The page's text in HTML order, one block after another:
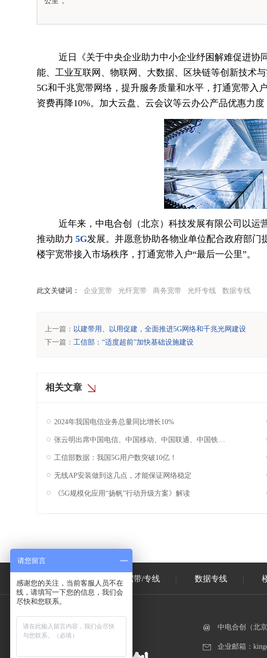
近日《关于中央企业助力中小企业纾困解难促进协
能、工业互联网、物联网、大数据、区块链等创新技术
5G和千兆宽带网络，提升服务质量和水平，打通宽带入
资费再降10%。加大云盘、云会议等云办公产品优惠力
近年来，中电合创（北京）科技发展有限公司以运
推动助力 5G发展。并愿意协助各物业单位配合政府部
楼宇宽带接入市场秩序，打通宽带入户“最后一公里”。
此文关键词： 企业宽带 光纤宽带 商务宽带 光纤专线 数据专线
上一篇： 以建带用、以用促建，全面推进5G网络和千兆光网建设
下一篇： 工信部：“适度超前”加快基础设施建设
相关文章
2024年我国电信业务总量同比增长10%
张云明出席中国电信、中国移动、中国联通、中国铁塔2025年工作会议
工信部数据：我国5G用户数突破10亿！
无线AP安装做到这几点，才能保证网络稳定
《5G规模化应用“扬帆”行动升级方案》解读
首页 企业宽带/专线 数据专线
中电合创（北
企业邮箱：
请您留言
感谢您的关注，当前客服人员不在
线，请填写一下您的信息，我们会
尽快和您联系。